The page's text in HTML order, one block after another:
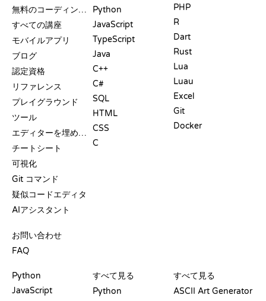
無料のコーディングサイト
すべての講座
モバイルアプリ
ブログ
認定資格
リファレンス
プレイグラウンド
ツール
エディターを埋め込む
チートシート
可視化
Git コマンド
疑似コードエディタ
AIアシスタント
お問い合わせ
FAQ
Python
JavaScript
TypeScript
Java
C++
C#
SQL
HTML
CSS
C
PHP
R
Dart
Rust
Lua
Luau
Excel
Git
Docker
Python
JavaScript
すべて見る
Python
すべて見る
ASCII Art Generator